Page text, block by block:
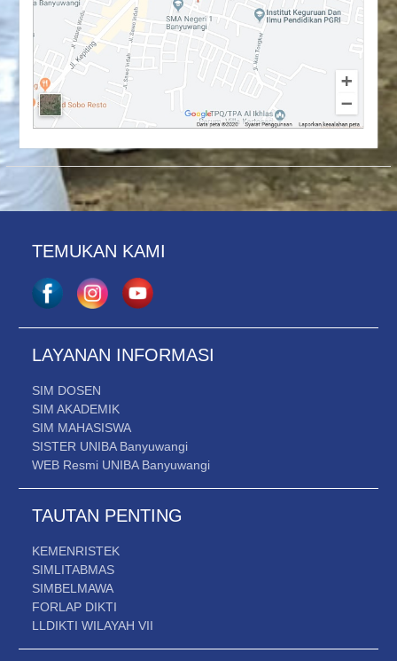
TEMUKAN KAMI
LAYANAN INFORMASI
SIM DOSEN
SIM AKADEMIK
SIM MAHASISWA
SISTER UNIBA Banyuwangi
WEB Resmi UNIBA Banyuwangi
TAUTAN PENTING
KEMENRISTEK
SIMLITABMAS
SIMBELMAWA
FORLAP DIKTI
LLDIKTI WILAYAH VII